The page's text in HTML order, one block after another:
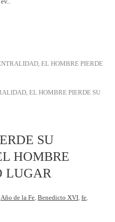
EL HOMBRE PIERDE
SU
HOMBRE
LUGAR
Año de la Fe, Benedicto XVI, fe,